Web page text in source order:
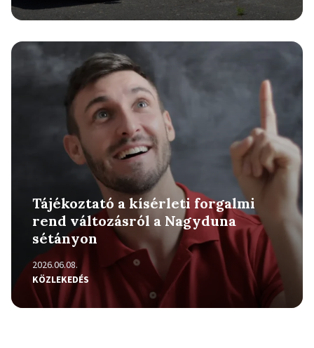
Tájékoztató a kísérleti forgalmi
rend változásról a Nagyduna
sétányon
2026.06.08.
KÖZLEKEDÉS
Részletek